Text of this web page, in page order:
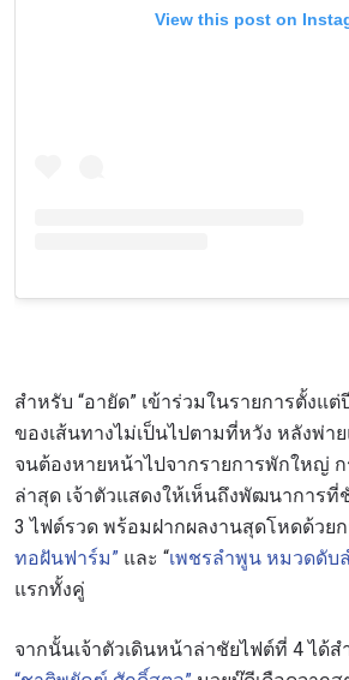
View this post on
สำหรับ “อายัด” เข้าร่วมในรายการตั้งแ
ของเส้นทางไม่เป็นไปตามที่หวัง หลังพ่า
จนต้องหายหน้าไปจากรายการพักใหญ่
ล่าสุด เจ้าตัวแสดงให้เห็นถึงพัฒนาการที่
3 ไฟต์รวด พร้อมฝากผลงานสุดโหดด้วย
ทอฝันฟาร์ม” และ “เพชรลำพูน หมวดดับ
แรกทั้งคู่
จากนั้นเจ้าตัวเดินหน้าล่าชัยไฟต์ที่ 4 ได้ส